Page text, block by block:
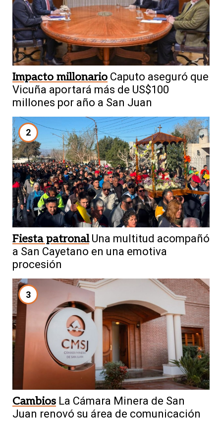
Impacto millonario Caputo aseguró que
Vicuña aportará más de US$100
millones por año a San Juan
2
Fiesta patronal Una multitud acompañó
a San Cayetano en una emotiva
procesión
3
Cambios La Cámara Minera de San
Juan renovó su área de comunicación